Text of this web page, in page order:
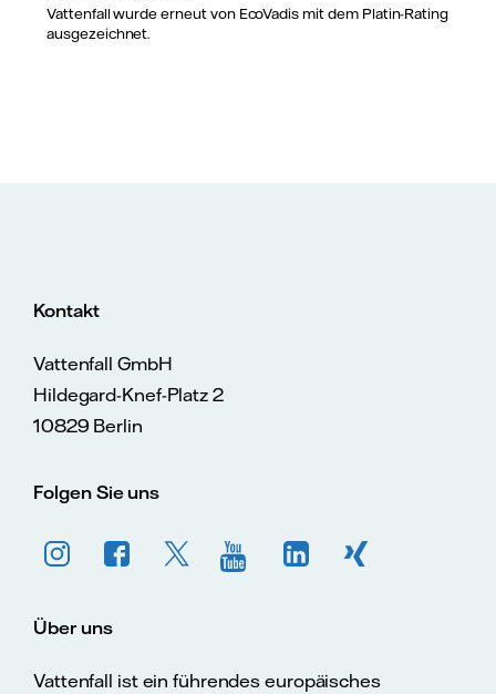
Vattenfall wurde erneut von EcoVadis mit dem Platin-Rating
ausgezeichnet.
Kontakt
Vattenfall GmbH
Hildegard-Knef-Platz 2
10829 Berlin
Folgen Sie uns
Über uns
Vattenfall ist ein führendes europäisches